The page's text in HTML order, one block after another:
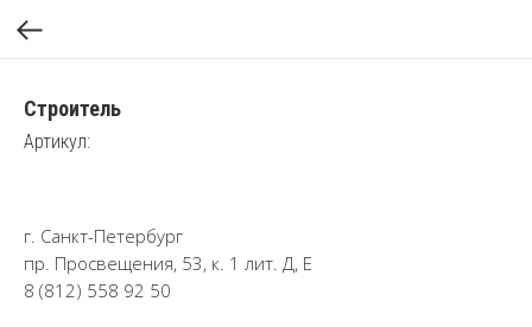
Строитель
Артикул:
г. Санкт-Петербург
пр. Просвещения, 53, к. 1 лит. Д, Е
8 (812) 558 92 50